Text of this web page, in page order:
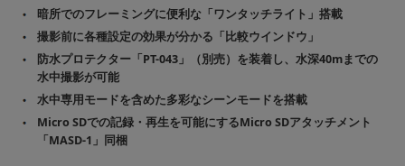
暗所でのフレーミングに便利な「ワンタッチライト」搭載
撮影前に各種設定の効果が分かる「比較ウインドウ」
防水プロテクター「PT-043」（別売）を装着し、水深40mまでの
水中撮影が可能
水中専用モードを含めた多彩なシーンモードを搭載
Micro SDでの記録・再生を可能にするMicro SDアタッチメント
「MASD-1」同梱